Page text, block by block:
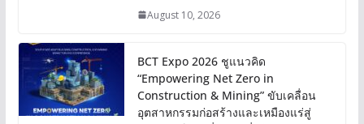
August 10, 2026
BCT Expo 2026 ชูแนวคิด
“Empowering Net Zero in
Construction & Mining” ขับเคลื่อน
อุตสาหกรรมก่อสร้างและเหมืองแร่สู่